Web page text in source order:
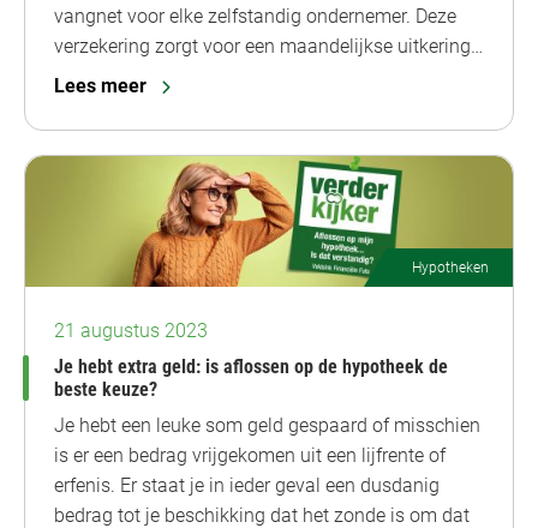
vangnet voor elke zelfstandig ondernemer. Deze
verzekering zorgt voor een maandelijkse uitkering…
Lees meer
Hypotheken
21 augustus 2023
Je hebt extra geld: is aflossen op de hypotheek de
beste keuze?
Je hebt een leuke som geld gespaard of misschien
is er een bedrag vrijgekomen uit een lijfrente of
erfenis. Er staat je in ieder geval een dusdanig
bedrag tot je beschikking dat het zonde is om dat